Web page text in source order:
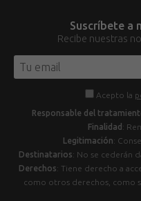
Suscríbete a
Recibe nuestras
Acepto la
Responsable del
Finalidad :
Legitimación:
Destinatarios: No se cederán
Derechos: Tiene derecho a
como otros derechos, como